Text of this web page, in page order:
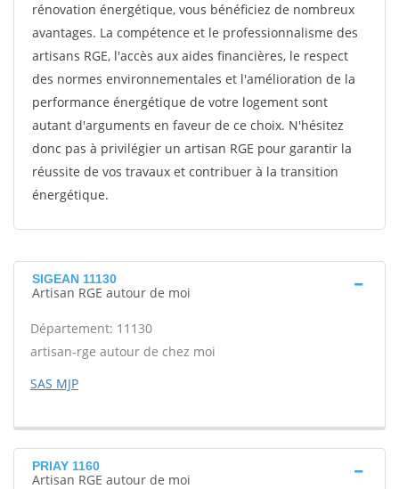
rénovation énergétique, vous bénéficiez de nombreux
avantages. La compétence et le professionnalisme des
artisans RGE, l'accès aux aides financières, le respect
des normes environnementales et l'amélioration de la
performance énergétique de votre logement sont
autant d'arguments en faveur de ce choix. N'hésitez
donc pas à privilégier un artisan RGE pour garantir la
réussite de vos travaux et contribuer à la transition
énergétique.
SIGEAN 11130
Artisan RGE autour de moi
Département: 11130
artisan-rge autour de chez moi
SAS MJP
PRIAY 1160
Artisan RGE autour de moi